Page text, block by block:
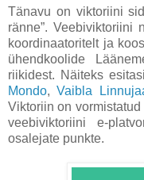
Tänavu on viktoriini
ränne”. Veebiviktoriini
koordinaatoritelt ja
ühendkoolide
riikidest. Näiteks
Mondo, Vaibla
Viktoriin on
veebiviktoriini e-
osalejate punkte.